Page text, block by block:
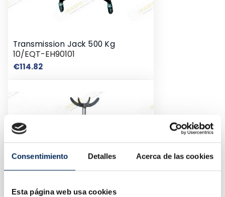
Consentimiento Detalles Acerca de las cookies
Esta página web usa cookies
Transmission Jack 500 Kg
10/EQT-EH90101
€114.82Price